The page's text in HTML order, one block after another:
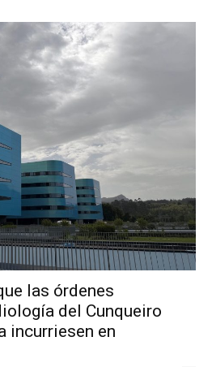
las órdenes
del Cunqueiro
incurriesen en